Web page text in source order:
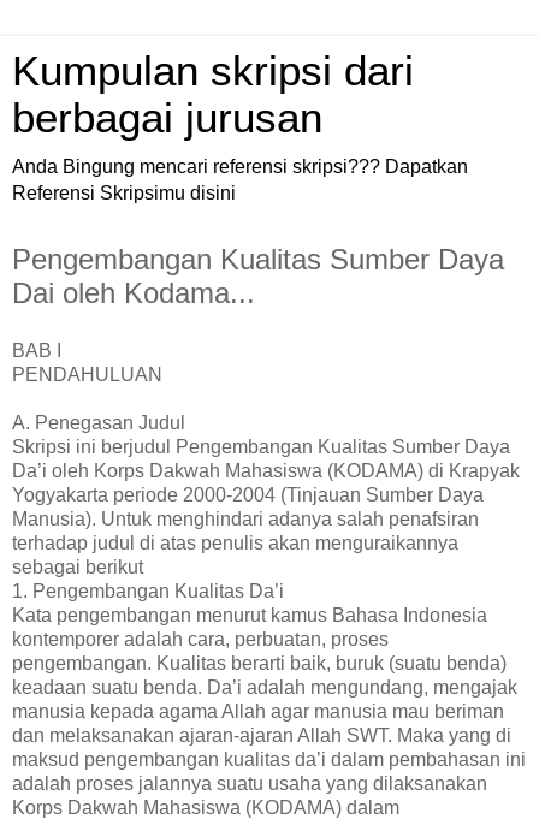
Kumpulan skripsi dari
berbagai jurusan
Anda Bingung mencari referensi skripsi??? Dapatkan
Referensi Skripsimu disini
Pengembangan Kualitas Sumber Daya
Dai oleh Kodama...
BAB I
PENDAHULUAN
A. Penegasan Judul
Skripsi ini berjudul Pengembangan Kualitas Sumber Daya
Da’i oleh Korps Dakwah Mahasiswa (KODAMA) di Krapyak
Yogyakarta periode 2000-2004 (Tinjauan Sumber Daya
Manusia). Untuk menghindari adanya salah penafsiran
terhadap judul di atas penulis akan menguraikannya
sebagai berikut
1. Pengembangan Kualitas Da’i
Kata pengembangan menurut kamus Bahasa Indonesia
kontemporer adalah cara, perbuatan, proses
pengembangan. Kualitas berarti baik, buruk (suatu benda)
keadaan suatu benda. Da’i adalah mengundang, mengajak
manusia kepada agama Allah agar manusia mau beriman
dan melaksanakan ajaran-ajaran Allah SWT. Maka yang di
maksud pengembangan kualitas da’i dalam pembahasan ini
adalah proses jalannya suatu usaha yang dilaksanakan
Korps Dakwah Mahasiswa (KODAMA) dalam